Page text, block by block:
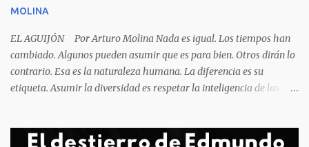
recuento de lo sucedido antes de este día fatídico. ...
MOLINA
EL AGUIJÓN Por Arturo Molina Nada es igual. Los tiempos han
cambiado. Algunos pueden asumir que es para bien. Otros dirán lo
contrario. Esa es la naturaleza humana. La diferencia es su
etiqueta. Asumir la diversidad es respetar la inteligencia de las
obliga a los líderes, a crear de forma urgente, estrategias